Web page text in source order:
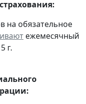
на обязательное
ежемесячный
г.